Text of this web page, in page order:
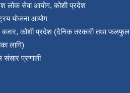
लोक सेवा आयोग, कोशी प्रदेश
योजना आयोग
बजार, कोशी प्रदेश (दैनिक तरकारी तथा फलफुल
लागि)
संसार प्रणाली